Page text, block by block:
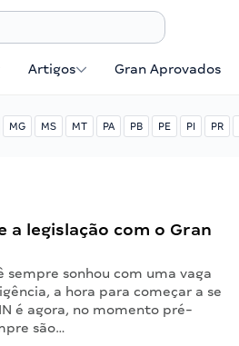
Artigos Gran Aprovados
MG MS MT PA PB PE PI PR
a legislação com o Gran
sempre sonhou com uma vaga
a hora para começar a se
é agora, no momento pré-
são…